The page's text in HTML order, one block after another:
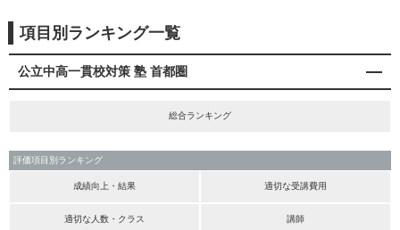
項目別ランキング一覧
公立中高一貫校対策 塾 首都圏
総合ランキング
評価項目別ランキング
成績向上・結果 適切な受講費用
適切な人数・クラス 講師